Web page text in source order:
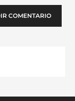
COMENTARIO